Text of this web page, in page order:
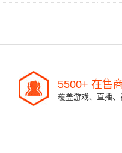
5500+ 在售
覆盖游戏、直播、